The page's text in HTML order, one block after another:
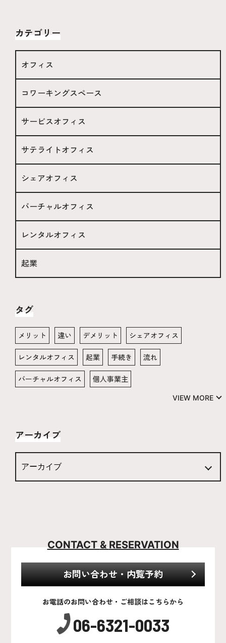
カテゴリー
オフィス
コワーキングスペース
サービスオフィス
サテライトオフィス
シェアオフィス
バーチャルオフィス
レンタルオフィス
起業
タグ
メリット 違い デメリット シェアオフィス
レンタルオフィス 起業 手続き 流れ
バーチャルオフィス 個人事業主
アーカイブ
CONTACT & RESERVATION
お問い合わせ・内覧予約
お電話のお問い合わせ・ご相談はこちらから
06-6321-0033